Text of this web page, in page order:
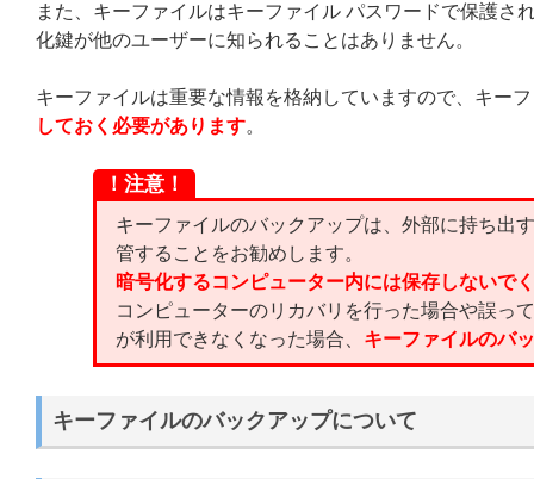
また、キーファイルはキーファイル パスワードで保護
化鍵が他のユーザーに知られることはありません。
キーファイルは重要な情報を格納していますので、キー
しておく必要があります。
！注意！
キーファイルのバックアップは、外部に持ち出
管することをお勧めします。
暗号化するコンピューター内には保存しないで
コンピューターのリカバリを行った場合や誤っ
が利用できなくなった場合、 キーファイルのバ
キーファイルのバックアップについて